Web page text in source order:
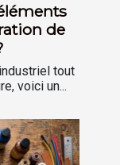
de
tout
voici un...